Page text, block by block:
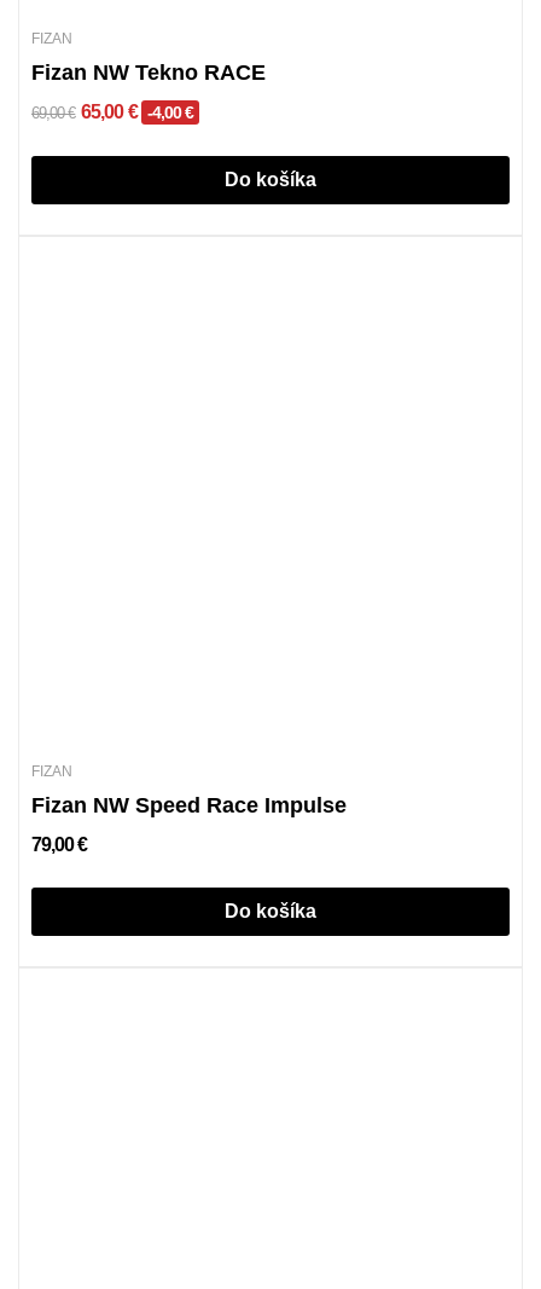
FIZAN
Fizan NW Tekno RACE
69,00 € 65,00 € -4,00 €
Do košíka
FIZAN
Fizan NW Speed Race Impulse
79,00 €
Do košíka